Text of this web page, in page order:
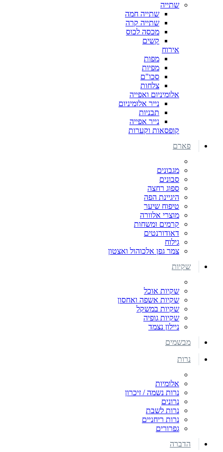
שתייה
שתייה חמה
שתייה קרה
מכסה לכוס
קשים
אירוח
מפות
מפיות
סכו"ם
צלחות
אלומיניום ואפייה
נייר אלומיניום
תבניות
נייר אפייה
קופסאות וקערות
פארם
מגבונים
סבונים
ספוג רחצה
היגיינת הפה
טיפוח שיער
מוצרי אלוורה
קרמים ומשחות
דאודורנטים
גילוח
צמר גפן אלכוהול ואצטון
שקיות
שקיות אוכל
שקיות אשפה ואחסון
שקיות במשקל
שקיות גופיה
ניילון נצמד
מבשמים
נרות
אלומיות
נרות נשמה / זיכרון
נרונים
נרות לשבת
נרות ריחניים
גפרורים
הדברה